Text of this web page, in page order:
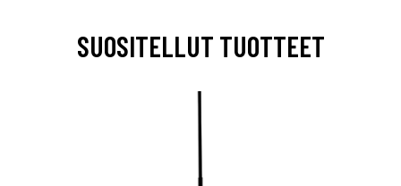
SUOSITELLUT TUOTTEET